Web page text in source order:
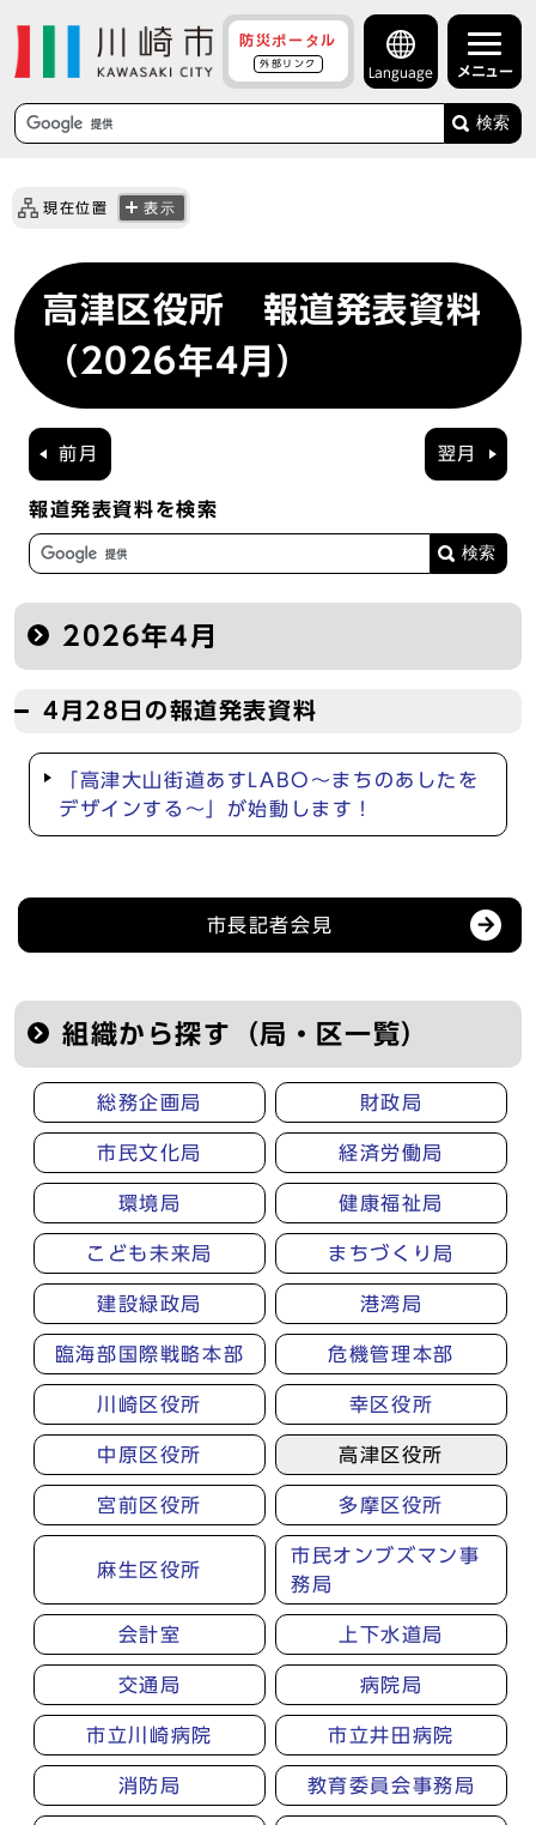
防災ポータル
外部リンク
Language メニュー
検索
現在位置 表示
高津区役所 報道発表資料
（2026年4月）
前月 翌月
報道発表資料を検索
2026年4月
4月28日の報道発表資料
「高津大山街道あすLABO～まちのあしたを
デザインする～」が始動します！
記者会見等の情報
市長記者会見
組織から探す（局・区一覧）
総務企画局 財政局
市民文化局 経済労働局
環境局 健康福祉局
こども未来局 まちづくり局
建設緑政局 港湾局
臨海部国際戦略本部 危機管理本部
川崎区役所 幸区役所
中原区役所 高津区役所
宮前区役所 多摩区役所
麻生区役所
市民オンブズマン事
務局
会計室 上下水道局
交通局 病院局
市立川崎病院 市立井田病院
消防局 教育委員会事務局